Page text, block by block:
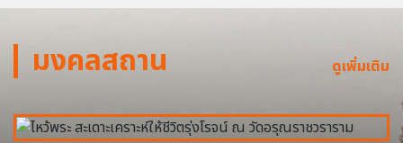
มงคลสถาน ดูเพิ่มเติม